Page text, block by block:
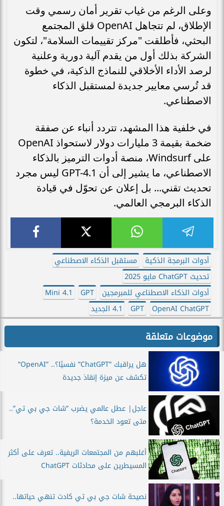
وعلى الرغم من غياب تقرير أمان رسمي وقت
الإطلاق، لم تتجاهل OpenAI قلق المجتمع
البحثي، فأطلقت "مركز تقييمات السلامة"، لتكون
الشركة بذلك أول من يقدم آلية دورية وعلنية
لرصد الأداء الأخلاقي للنماذج الذكية، في خطوة
قد تُرسي معايير جديدة لمستقبل الذكاء
الاصطناعي.
في خلفية هذا المشهد، تتردد أنباء عن صفقة
ضخمة بقيمة 3 مليارات دولار لاستحواذ OpenAI
على Windsurf، منصة أدوات الترميز بالذكاء
الاصطناعي، ما يشير إلى أن GPT-4.1 ليس مجرد
تحديث تقني... بل إعلان عن تحوّل في قيادة
الذكاء البرمجي العالمي.
أدوات البرمجة الذكية
مستقبل الذكاء الاصطناعي
تحديث ChatGPT مايو 2025
أدوات الذكاء الاصطناعي للمبرمجين
GPT
4.1 Mini
OpenAI ChatGPT
GPT 4.1 الجديد
موضوعات متعلقة
هل يراقبك ”ChatGPT” نفسيًا؟.. ”OpenAI”
تكشف عن ميزة إنقاذ جديدة
عاجل| عطل عالمي يضرب ”شات جي بي تي”..
متى تعود الخدمة؟
أغلبهم من المجتمعات الريفية.. تعرف على أكثر
المسيطرين على محادثات ChatGPT
نصيحة شات جي بي تي كادت تنهي حياتها..